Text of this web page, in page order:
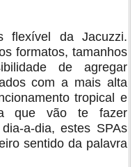
flexível da Jacuzzi.
formatos, tamanhos
de agregar
com a mais alta
tropical e
que vão te fazer
a-dia, estes SPAs
sentido da palavra